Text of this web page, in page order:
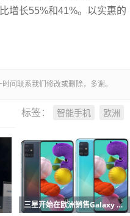
增长55%和41%。以实惠的
间联系我们修改或删除，多谢。
标签： 智能手机 欧洲
录 三星开始在欧洲销售Galaxy A51